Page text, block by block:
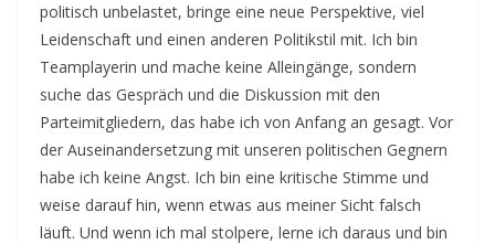
politisch unbelastet, bringe eine neue Perspektive, viel
Leidenschaft und einen anderen Politikstil mit. Ich bin
Teamplayerin und mache keine Alleingänge, sondern
suche das Gespräch und die Diskussion mit den
Parteimitgliedern, das habe ich von Anfang an gesagt. Vor
der Auseinandersetzung mit unseren politischen Gegnern
habe ich keine Angst. Ich bin eine kritische Stimme und
weise darauf hin, wenn etwas aus meiner Sicht falsch
läuft. Und wenn ich mal stolpere, lerne ich daraus und bin